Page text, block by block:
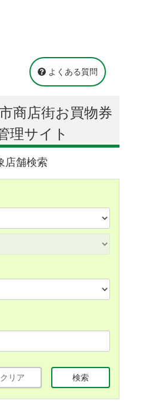
よくある質問
商店街お買物券
理サイト
店舗検索
クリア 検索